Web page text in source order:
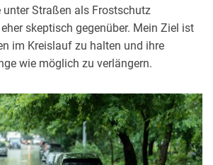
unter Straßen als Frostschutz
skeptisch gegenüber. Mein Ziel ist
im Kreislauf zu halten und ihre
wie möglich zu verlängern.